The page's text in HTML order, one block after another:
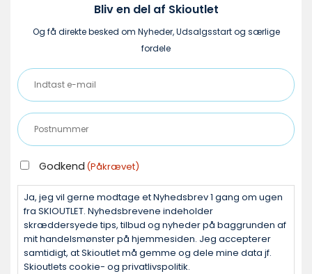
Bliv en del af Skioutlet
Og få direkte besked om Nyheder, Udsalgsstart og særlige
fordele
Indtast
e-
mail
(Påkrævet)
Postnummer
(Påkrævet)
GODKEND
(PÅKRÆVET)
Godkend (Påkrævet)
Ja, jeg vil gerne modtage et Nyhedsbrev 1 gang om ugen
fra SKIOUTLET. Nyhedsbrevene indeholder
skræddersyede tips, tilbud og nyheder på baggrunden af
mit handelsmønster på hjemmesiden. Jeg accepterer
samtidigt, at Skioutlet må gemme og dele mine data jf.
Skioutlets cookie- og privatlivspolitik.